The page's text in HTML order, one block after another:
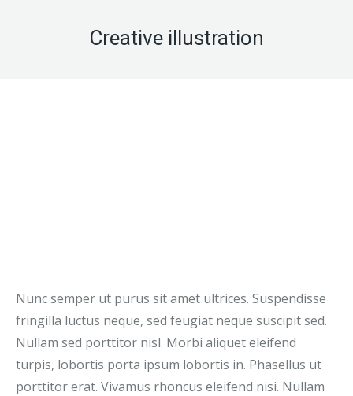
Creative illustration
Nunc semper ut purus sit amet ultrices. Suspendisse
fringilla luctus neque, sed feugiat neque suscipit sed.
Nullam sed porttitor nisl. Morbi aliquet eleifend
turpis, lobortis porta ipsum lobortis in. Phasellus ut
porttitor erat. Vivamus rhoncus eleifend nisi. Nullam